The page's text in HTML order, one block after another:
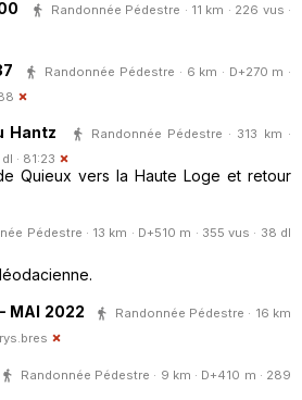
Randonnée Pédestre · 11 km · 226 vus ·
Randonnée Pédestre · 6 km · D+270 m ·
Hantz
Randonnée Pédestre · 313 km ·
· 81:23
Quieux vers la Haute Loge et retour
Pédestre · 13 km · D+510 m · 355 vus · 38 dl
MAI 2022
Randonnée Pédestre · 16 km
Randonnée Pédestre · 9 km · D+410 m · 289